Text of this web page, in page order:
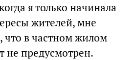
я только начинала
жителей, мне
что в частном жилом
не предусмотрен.